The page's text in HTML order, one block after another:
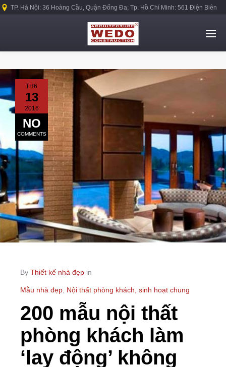
TP. Hà Nội: 36 Hoàng Cầu, Quận Đống Đa; Tp. Hồ Chí Minh: 561 Điện Biên
TH6
13
2016
NO
COMMENTS
By Thiết kế nhà đẹp in
Mẫu nhà đẹp, Nội thất phòng khách, sinh hoạt chung
200 mẫu nội thất
phòng khách làm
‘lay động’ không